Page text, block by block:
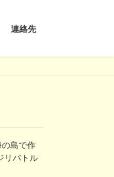
連絡先
の島で作
リバトル